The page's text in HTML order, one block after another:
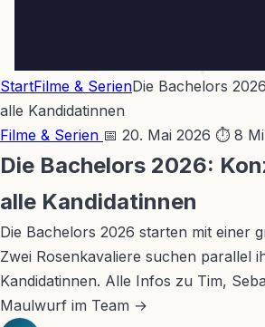
StartFilme & SerienDie Bachelors
alle Kandidatinnen
Filme & Serien 📅 20. Mai 2026 ⏱ 8
Die Bachelors 2026:
alle Kandidatinnen
Die Bachelors 2026 starten mit einer
Zwei Rosenkavaliere suchen parallel
Kandidatinnen. Alle Infos zu Tim,
Maulwurf im Team →